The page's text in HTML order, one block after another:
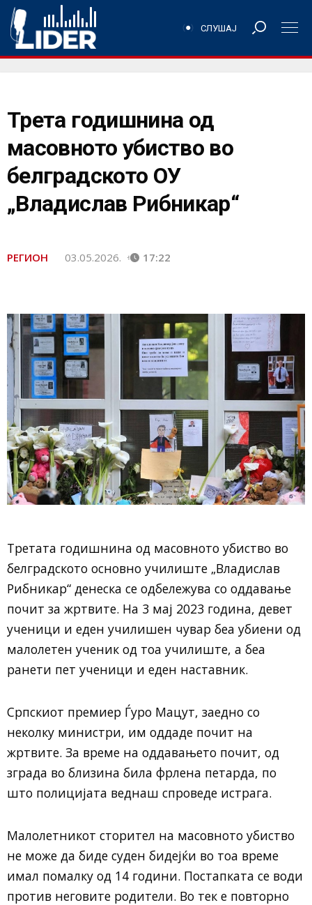
СЛУШАЈ
Трета годишнина од
масовното убиство во
белградското ОУ
„Владислав Рибникар“
РЕГИОН 03.05.2026. 17:22
Третата годишнина од масовното убиство во
белградското основно училиште „Владислав
Рибникар“ денеска се одбележува со оддавање
почит за жртвите. На 3 мај 2023 година, девет
ученици и еден училишен чувар беа убиени од
малолетен ученик од тоа училиште, а беа
ранeти пет ученици и еден наставник.
Српскиот премиер Ѓуро Мацут, заедно со
неколку министри, им оддаде почит на
жртвите. За време на оддавањето почит, од
зграда во близина била фрлена петарда, по
што полицијата веднаш спроведе истрага.
Малолетникот сторител на масовното убиство
не може да биде суден бидејќи во тоа време
имал помалку од 14 години. Постапката се води
против неговите родители. Во тек е повторно